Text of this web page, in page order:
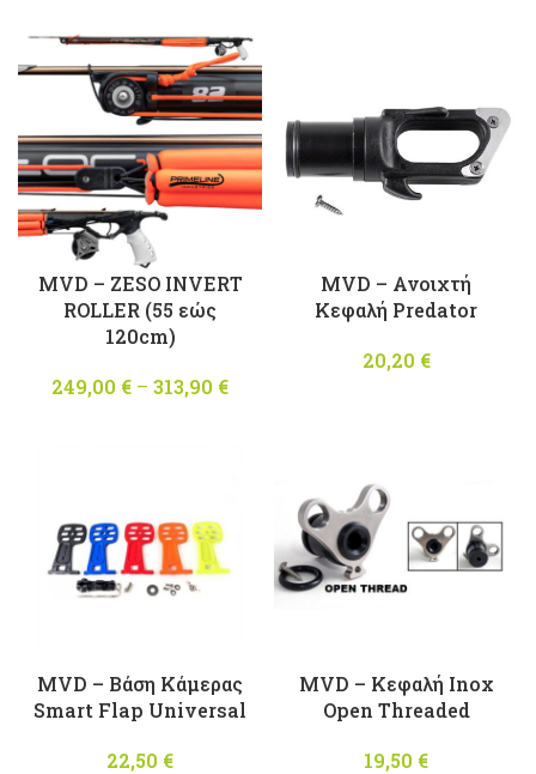
52,50 €
through
63,20 €
MVD – ZESO INVERT
ROLLER (55 εώς
120cm)
249,00 € – 313,90 €
MVD – Ανοιχτή
Κεφαλή Predator
20,20 €
MVD – Βάση Κάμερας
Smart Flap Universal
22,50 €
MVD – Κεφαλή Inox
Open Threaded
19,50 €